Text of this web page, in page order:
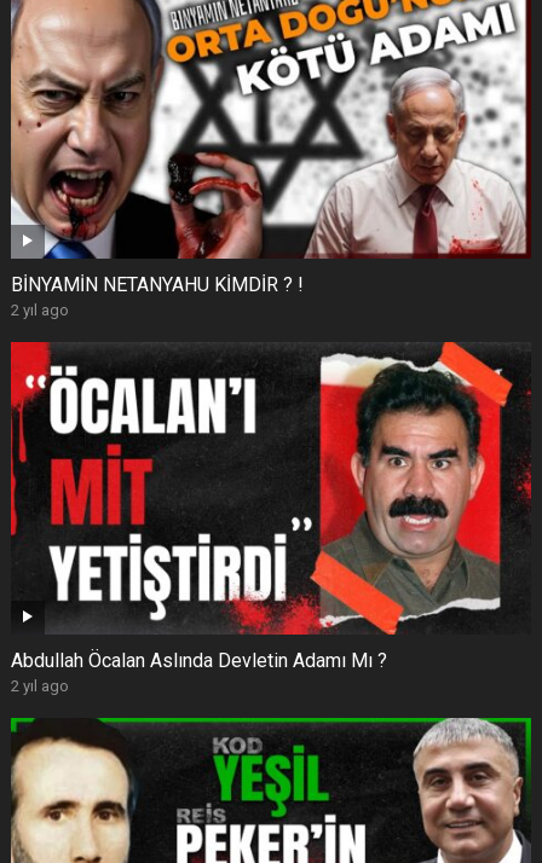
BİNYAMİN NETANYAHU KİMDİR ? !
2 yıl ago
Abdullah Öcalan Aslında Devletin Adamı Mı ?
2 yıl ago